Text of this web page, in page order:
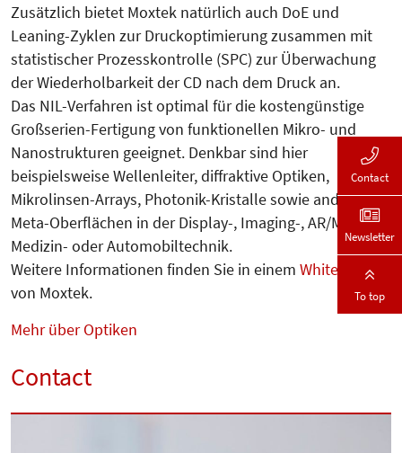
Zusätzlich bietet Moxtek natürlich auch DoE und
Leaning-Zyklen zur Druckoptimierung zusammen mit
statistischer Prozesskontrolle (SPC) zur Überwachung
der Wiederholbarkeit der CD nach dem Druck an.
Das NIL-Verfahren ist optimal für die kostengünstige
Großserien-Fertigung von funktionellen Mikro- und
Nanostrukturen geeignet. Denkbar sind hier
beispielsweise Wellenleiter, diffraktive Optiken,
Mikrolinsen-Arrays, Photonik-Kristalle sowie andere
Meta-Oberflächen in der Display-, Imaging-, AR/MR-,
Medizin- oder Automobiltechnik.
Weitere Informationen finden Sie in einem White Paper
von Moxtek.
Mehr über Optiken
Contact
Contact
Newsletter
To top